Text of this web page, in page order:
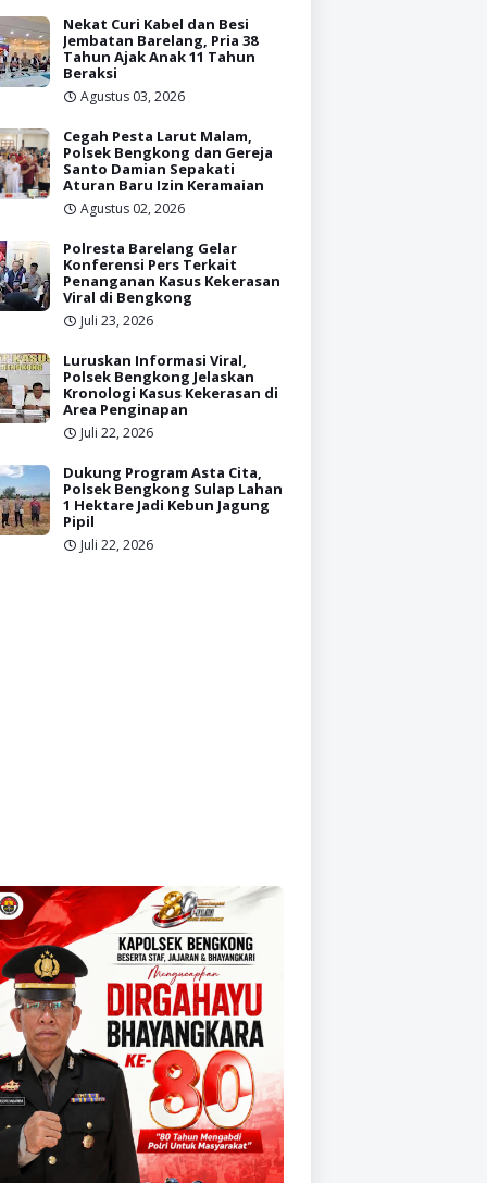
Nekat Curi Kabel dan Besi
Jembatan Barelang, Pria 38
Tahun Ajak Anak 11 Tahun
Beraksi
Agustus 03, 2026
Cegah Pesta Larut Malam,
Polsek Bengkong dan Gereja
Santo Damian Sepakati
Aturan Baru Izin Keramaian
Agustus 02, 2026
Polresta Barelang Gelar
Konferensi Pers Terkait
Penanganan Kasus Kekerasan
Viral di Bengkong
Juli 23, 2026
Luruskan Informasi Viral,
Polsek Bengkong Jelaskan
Kronologi Kasus Kekerasan di
Area Penginapan
Juli 22, 2026
Dukung Program Asta Cita,
Polsek Bengkong Sulap Lahan
1 Hektare Jadi Kebun Jagung
Pipil
Juli 22, 2026